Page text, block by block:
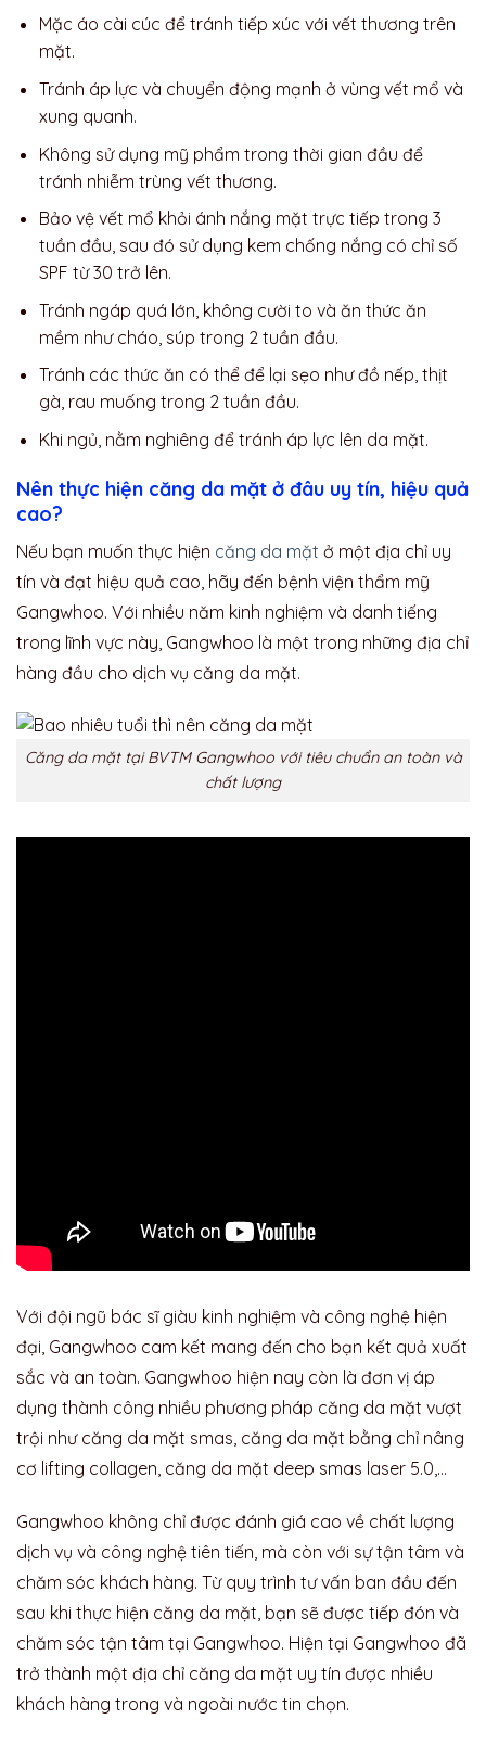
Mặc áo cài cúc để tránh tiếp xúc với vết thương trên
mặt.
Tránh áp lực và chuyển động mạnh ở vùng vết mổ và
xung quanh.
Không sử dụng mỹ phẩm trong thời gian đầu để
tránh nhiễm trùng vết thương.
Bảo vệ vết mổ khỏi ánh nắng mặt trực tiếp trong 3
tuần đầu, sau đó sử dụng kem chống nắng có chỉ số
SPF từ 30 trở lên.
Tránh ngáp quá lớn, không cười to và ăn thức ăn
mềm như cháo, súp trong 2 tuần đầu.
Tránh các thức ăn có thể để lại sẹo như đồ nếp, thịt
gà, rau muống trong 2 tuần đầu.
Khi ngủ, nằm nghiêng để tránh áp lực lên da mặt.
Nên thực hiện căng da mặt ở đâu uy tín, hiệu quả
cao?
Nếu bạn muốn thực hiện căng da mặt ở một địa chỉ uy
tín và đạt hiệu quả cao, hãy đến bệnh viện thẩm mỹ
Gangwhoo. Với nhiều năm kinh nghiệm và danh tiếng
trong lĩnh vực này, Gangwhoo là một trong những địa chỉ
hàng đầu cho dịch vụ căng da mặt.
Căng da mặt tại BVTM Gangwhoo với tiêu chuẩn an toàn và
chất lượng
Với đội ngũ bác sĩ giàu kinh nghiệm và công nghệ hiện
đại, Gangwhoo cam kết mang đến cho bạn kết quả xuất
sắc và an toàn. Gangwhoo hiện nay còn là đơn vị áp
dụng thành công nhiều phương pháp căng da mặt vượt
trội như căng da mặt smas, căng da mặt bằng chỉ nâng
cơ lifting collagen, căng da mặt deep smas laser 5.0,…
Gangwhoo không chỉ được đánh giá cao về chất lượng
dịch vụ và công nghệ tiên tiến, mà còn với sự tận tâm và
chăm sóc khách hàng. Từ quy trình tư vấn ban đầu đến
sau khi thực hiện căng da mặt, bạn sẽ được tiếp đón và
chăm sóc tận tâm tại Gangwhoo. Hiện tại Gangwhoo đã
trở thành một địa chỉ căng da mặt uy tín được nhiều
khách hàng trong và ngoài nước tin chọn.